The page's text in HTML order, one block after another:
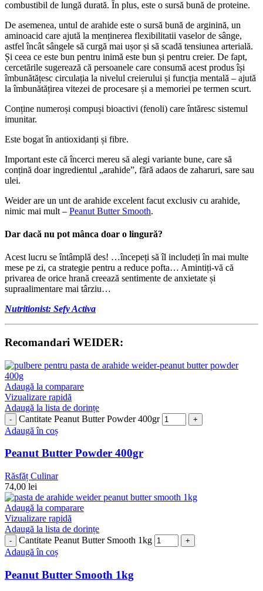
combustibil de lungă durată. În plus, este o sursă bună de proteine.
De asemenea, untul de arahide este o sursă bună de arginină, un
aminoacid care ajută la menținerea flexibilitatii vaselor de sânge,
astfel încât sângele să curgă mai ușor și să scadă tensiunea arterială.
Și ceea ce este bun pentru inimă este bun și pentru creier. De fapt,
cercetările sugerează că persoanele care consumă acest produs își
îmbunătățesc circulația la nivelul creierului și funcția mentală – ajută
la îmbunătățirea vitezei de procesare și a memoriei pe termen scurt.
Conține numeroși compuși bioactivi (fenoli) care întăresc sistemul
imunitar.
Este bogat în antioxidanți și fibre.
Important este că încerci mereu să alegi variante bune, care să
conțină doar ingredientul „arahide”, fără adaos de zaharuri, sare sau
ulei.
Weider are un unt de arahide excelent facut exclusiv cu arahide,
nimic mai mult – Peanut Butter Smooth.
Dar dacă nu pot mânca doar o lingură?
Acest lucru se întâmplă des! …începeți să îl includeți în mai multe
mese pe zi, ca strategie pentru a reduce pofta… Amintiți-vă că
privarea de orice hrană creează sentimente de anxietate și
supraalimentare mai târziu…
Nutritionist: Sefy Activa
Recomandari WEIDER:
Adaugă la comparare
Vizualizare rapidă
Adaugă la lista de dorințe
Cantitate Peanut Butter Powder 400gr
Adaugă în coș
Peanut Butter Powder 400gr
Răsfăț Culinar
74,00 lei
Adaugă la comparare
Vizualizare rapidă
Adaugă la lista de dorințe
Cantitate Peanut Butter Smooth 1kg
Adaugă în coș
Peanut Butter Smooth 1kg